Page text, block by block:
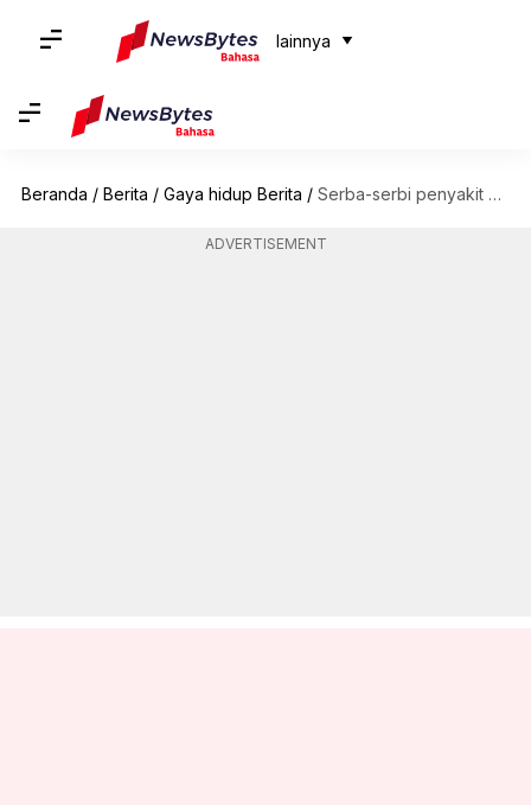
lainnya
Beranda / Berita / Gaya hidup Berita / Serba-serbi penyakit embun tepung pada tanaman: Gejala dan pencegahan
ADVERTISEMENT